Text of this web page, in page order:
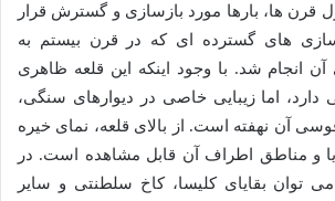
قرن ها، بارها مورد بازسازی و گسترش قرار
های گسترده ای که در قرن بیستم به
انجام شد. با وجود اینکه این قلعه ظاهری
دارد، اما زیبایی خاصی در دیوارهای سنگی،
آن نهفته است. از بالای قلعه، نمای خیره
و مناطق اطراف آن قابل مشاهده است. در
توان بقایای کلیسا، کاخ سلطنتی و سایر